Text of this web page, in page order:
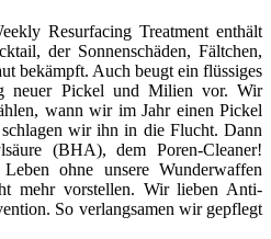
Resurfacing Treatment enthält
der Sonnenschäden, Fältchen,
bekämpft. Auch beugt ein flüssiges
neuer Pickel und Milien vor. Wir
wann wir im Jahr einen Pickel
wir ihn in die Flucht. Dann
(BHA), dem Poren-Cleaner!
ohne unsere Wunderwaffen
mehr vorstellen. Wir lieben Anti-
So verlangsamen wir gepflegt